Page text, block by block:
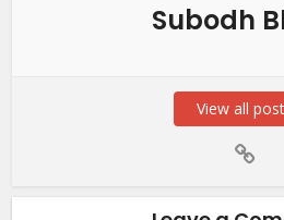
Subodh
View all